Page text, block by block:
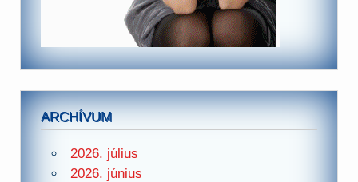
ARCHÍVUM
2026. július
2026. június